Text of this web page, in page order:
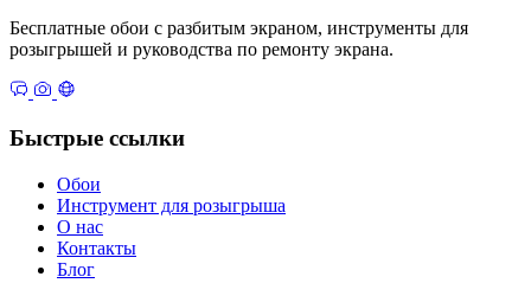
Бесплатные обои с разбитым экраном, инструменты для
розыгрышей и руководства по ремонту экрана.
Быстрые ссылки
Обои
Инструмент для розыгрыша
О нас
Контакты
Блог